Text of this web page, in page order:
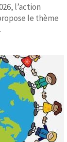
l’action
le thème